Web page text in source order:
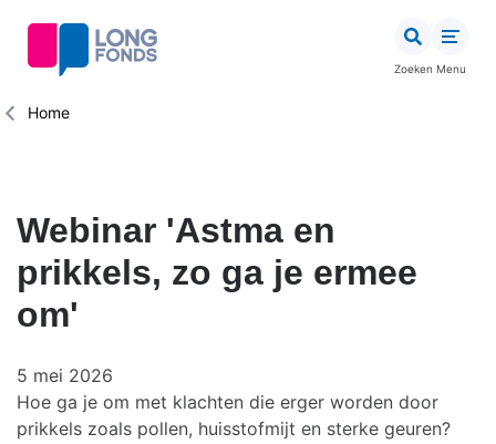
inhoud
Zoeken Menu
Kruimelpad
Home
Webinar 'Astma en
prikkels, zo ga je ermee
om'
5 mei 2026
Hoe ga je om met klachten die erger worden door
prikkels zoals pollen, huisstofmijt en sterke geuren?